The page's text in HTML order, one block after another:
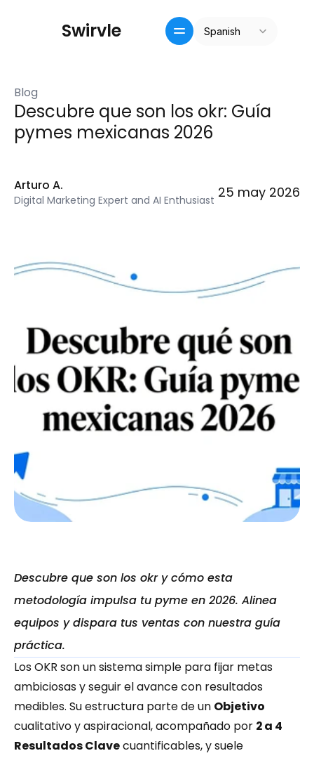
Swirvle Spanish
Precios
Pricing
Blog
Descubre que son los okr: Guía
pymes mexicanas 2026
Arturo A.
Digital Marketing Expert and AI Enthusiast 25 may 2026
Descubre que son los okr y cómo esta
metodología impulsa tu pyme en 2026. Alinea
equipos y dispara tus ventas con nuestra guía
práctica.
Los OKR son un sistema simple para fijar metas
ambiciosas y seguir el avance con resultados
medibles. Su estructura parte de un Objetivo
cualitativo y aspiracional, acompañado por 2 a 4
Resultados Clave cuantificables, y suele